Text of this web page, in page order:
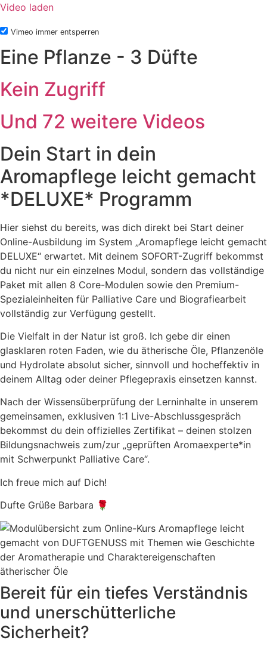
Video laden
Vimeo immer entsperren
Eine Pflanze - 3 Düfte
Kein Zugriff
Und 72 weitere Videos
Dein Start in dein
Aromapflege leicht gemacht
*DELUXE* Programm
Hier siehst du bereits, was dich direkt bei Start deiner
Online-Ausbildung im System „Aromapflege leicht gemacht
DELUXE“ erwartet. Mit deinem SOFORT-Zugriff bekommst
du nicht nur ein einzelnes Modul, sondern das vollständige
Paket mit allen 8 Core-Modulen sowie den Premium-
Spezialeinheiten für Palliative Care und Biografiearbeit
vollständig zur Verfügung gestellt.
Die Vielfalt in der Natur ist groß. Ich gebe dir einen
glasklaren roten Faden, wie du ätherische Öle, Pflanzenöle
und Hydrolate absolut sicher, sinnvoll und hocheffektiv in
deinem Alltag oder deiner Pflegepraxis einsetzen kannst.
Nach der Wissensüberprüfung der Lerninhalte in unserem
gemeinsamen, exklusiven 1:1 Live-Abschlussgespräch
bekommst du dein offizielles Zertifikat – deinen stolzen
Bildungsnachweis zum/zur „geprüften Aromaexperte*in
mit Schwerpunkt Palliative Care“.
Ich freue mich auf Dich!
Dufte Grüße Barbara 🌹
Bereit für ein tiefes Verständnis
und unerschütterliche
Sicherheit?